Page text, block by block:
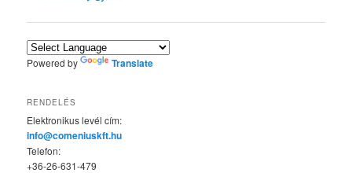
Powered by Translate
RENDELÉS
Elektronikus levél cím:
info@comeniuskft.hu
Telefon:
+36-26-631-479